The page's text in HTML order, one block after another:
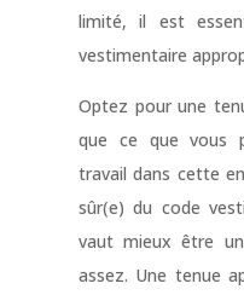
limité, il est
vestimentaire
Optez pour une
que ce que vous
travail dans cette
sûr(e) du code
vaut mieux être
assez. Une tenue